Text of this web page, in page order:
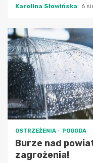
Karolina Słowińska 6
OSTRZEŻENIA POGODA
Burze nad
zagrożenia!